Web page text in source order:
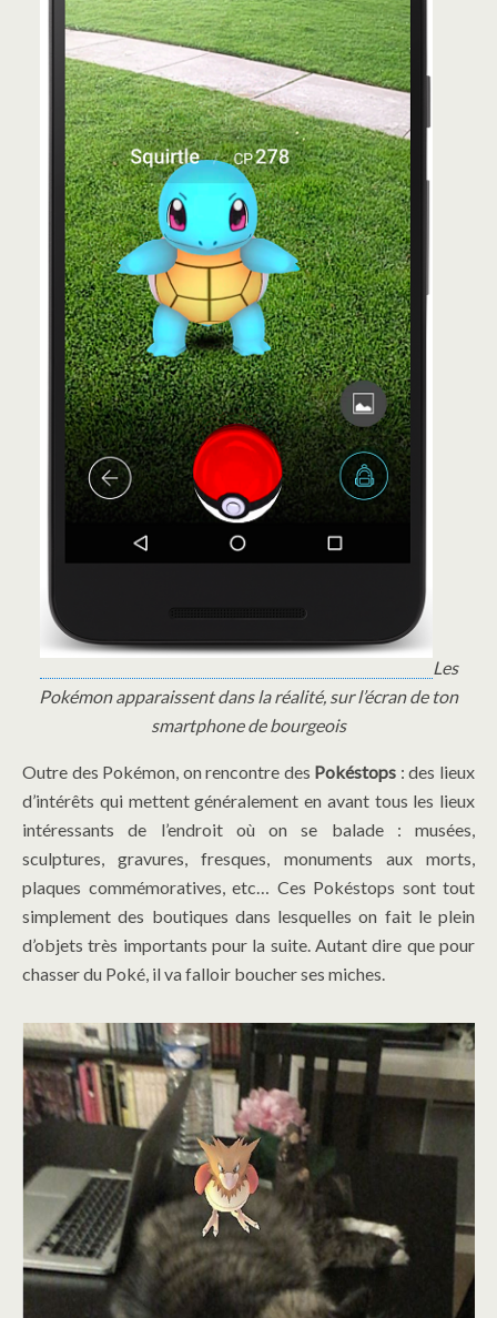
Les
Pokémon apparaissent dans la réalité, sur l’écran de ton
smartphone de bourgeois
Outre des Pokémon, on rencontre des Pokéstops : des lieux
d’intérêts qui mettent généralement en avant tous les lieux
intéressants de l’endroit où on se balade : musées,
sculptures, gravures, fresques, monuments aux morts,
plaques commémoratives, etc… Ces Pokéstops sont tout
simplement des boutiques dans lesquelles on fait le plein
d’objets très importants pour la suite. Autant dire que pour
chasser du Poké, il va falloir boucher ses miches.